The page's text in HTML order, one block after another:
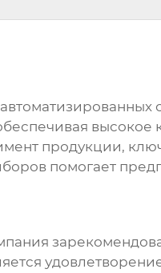
высокое
продукции,
помогает